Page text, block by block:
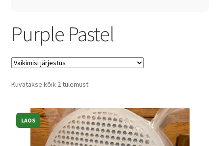
BL Filaments
Tarvikud
Mystery Box
Kassa
Võta ühendust
Purple Pastel
Kuvatakse kõik 2 tulemust
LAOS